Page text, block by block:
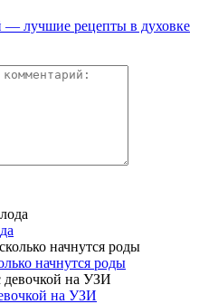
— лучшие рецепты в духовке
начнутся роды
на УЗИ